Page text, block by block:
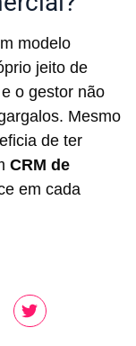
modelo
jeito de
o gestor não
Mesmo
de ter
CRM de
em cada